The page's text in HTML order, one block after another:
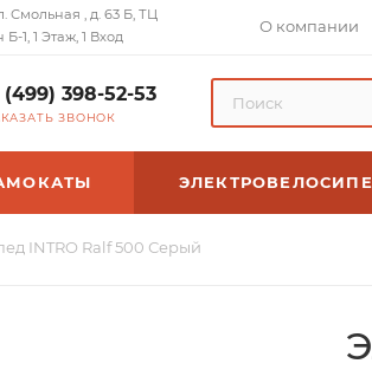
Смольная , д. 63 Б, ТЦ
1, 1 Этаж, 1 Вход
О компании
(499) 398-52-53
ЗВОНОК
INTRO Ralf 500 Серый